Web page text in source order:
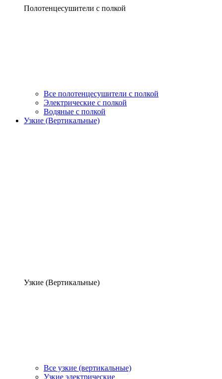
Полотенцесушители с полкой
Все полотенцесушители с полкой
Электрические с полкой
Водяные с полкой
Узкие (Вертикальные)
Узкие (Вертикальные)
Все узкие (вертикальные)
Узкие электрические